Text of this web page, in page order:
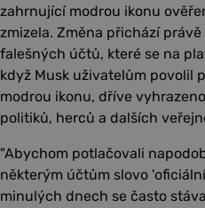
zahrnující modrou ikonu
zmizela. Změna přichází
falešných účtů, které se na
když Musk uživatelům povolil
modrou ikonu, dříve
politiků, herců a dalších
"Abychom potlačovali
některým účtům slovo
minulých dnech se často